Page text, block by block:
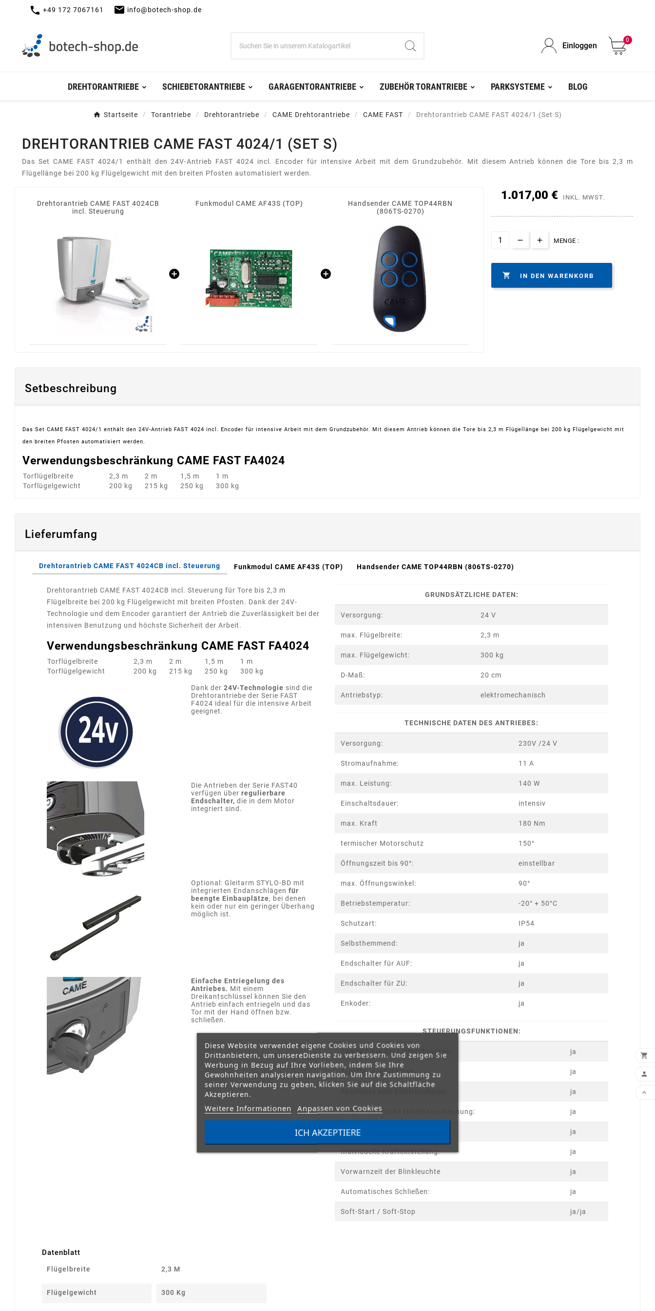
call +49 172 7067161 mail info@botech-shop.de
Einloggen
0
DREHTORANTRIEBE SCHIEBETORANTRIEBE GARAGENTORANTRIEBE ZUBEHÖR TORANTRIEBE PARKSYSTEME BLOG
Startseite Torantriebe Drehtorantriebe CAME Drehtorantriebe CAME FAST Drehtorantrieb CAME FAST 4024/1 (Set S)
DREHTORANTRIEB CAME FAST 4024/1 (SET S)
Das Set CAME FAST 4024/1 enthält den 24V-Antrieb FAST 4024 incl. Encoder für intensive Arbeit mit dem Grundzubehör. Mit diesem Antrieb können die Tore bis 2,3 m
Flügellänge bei 200 kg Flügelgewicht mit den breiten Pfosten automatisiert werden.
Drehtorantrieb CAME FAST 4024CB
incl. Steuerung
Funkmodul CAME AF43S (TOP)
Handsender CAME TOP44RBN
(806TS-0270)
1.017,00 € INKL. MWST.
MENGE :
 IN DEN WARENKORB
Setbeschreibung
Das Set CAME FAST 4024/1 enthält den 24V-Antrieb FAST 4024 incl. Encoder für intensive Arbeit mit dem Grundzubehör. Mit diesem Antrieb können die Tore bis 2,3 m Flügellänge bei 200 kg Flügelgewicht mit
den breiten Pfosten automatisiert werden.
Verwendungsbeschränkung CAME FAST FA4024
Torflügelbreite 2,3 m 2 m 1,5 m
1 m
Torflügelgewicht
200 kg 215 kg 250 kg 300 kg
Lieferumfang
Drehtorantrieb CAME FAST 4024CB incl. Steuerung Funkmodul CAME AF43S (TOP) Handsender CAME TOP44RBN (806TS-0270)
Drehtorantrieb CAME FAST 4024CB incl. Steuerung für Tore bis 2,3 m
Flügelbreite bei 200 kg Flügelgewicht mit breiten Pfosten. Dank der 24V-
Technologie und dem Encoder garantiert der Antrieb die Zuverlässigkeit bei der
intensiven Benutzung und höchste Sicherheit der Arbeit.
Verwendungsbeschränkung CAME FAST FA4024
Torflügelbreite 2,3 m 2 m 1,5 m
1 m
Torflügelgewicht
200 kg 215 kg 250 kg 300 kg
Dank der 24V-Technologie sind die
Drehtorantriebe der Serie FAST
F4024 ideal für die intensive Arbeit
geeignet.
Die Antrieben der Serie FAST40
verfügen über regulierbare
Endschalter, die in dem Motor
integriert sind.
Optional: Gleitarm STYLO-BD mit
integrierten Endanschlägen für
beengte Einbauplätze, bei denen
kein oder nur ein geringer Überhang
möglich ist.
Einfache Entriegelung des
Antriebes. Mit einem
Dreikantschlüssel können Sie den
Antrieb einfach entriegeln und das
Tor mit der Hand öffnen bzw.
schließen.
GRUNDSÄTZLICHE DATEN:
Versorgung: 24 V
max. Flügelbreite: 2,3 m
max. Flügelgewicht: 300 kg
D-Maß: 20 cm
Antriebstyp: elektromechanisch
TECHNISCHE DATEN DES ANTRIEBES:
Versorgung: 230V /24 V
Stromaufnahme: 11 A
max. Leistung: 140 W
Einschaltsdauer: intensiv
max. Kraft 180 Nm
termischer Motorschutz 150°
Öffnungszeit bis 90°: einstellbar
max. Öffnungswinkel: 90°
Betriebstemperatur: -20° + 50°C
Schutzart: IP54
Selbsthemmend: ja
Endschalter für AUF: ja
Endschalter für ZU: ja
Enkoder: ja
STEUERUNGSFUNKTIONEN:
Zweite Linie der Lichtschranken: ja
Teilöffnungsfunktion: ja
ja
Amperometrische Hinderniserkennung: ja
Individuelle Zeiteinstellung: ja
Individuelle Krafteinstellung: ja
Vorwarnzeit der Blinkleuchte ja
Automatisches Schließen: ja
Soft-Start / Soft-Stop ja/ja
Datenblatt
Flügelbreite 2,3 M
Flügelgewicht 300 Kg
Diese Website verwendet eigene Cookies und Cookies von
Drittanbietern, um unsereDienste zu verbessern. Und zeigen Sie
Werbung in Bezug auf Ihre Vorlieben, indem Sie Ihre
Gewohnheiten analysieren navigation. Um Ihre Zustimmung zu
seiner Verwendung zu geben, klicken Sie auf die Schaltfläche
Akzeptieren.
Weitere Informationen Anpassen von Cookies
ICH AKZEPTIERE


